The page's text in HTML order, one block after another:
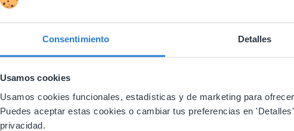
Consentimiento Detalles
Usamos cookies
Usamos cookies funcionales, estadísticas y de marketing para
Puedes aceptar estas cookies o cambiar tus preferencias en
privacidad.